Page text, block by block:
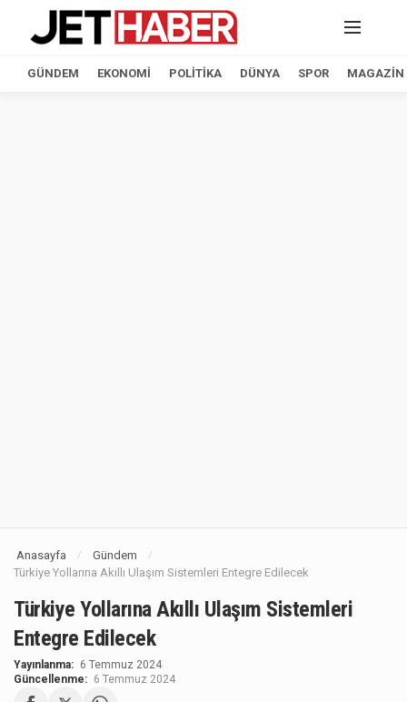
GÜNDEM EKONOMI POLITIKA DÜNYA SPOR MAGAZIN
Anasayfa / Gündem /
Türkiye Yollarına Akıllı Ulaşım Sistemleri Entegre Edilecek
Türkiye Yollarına Akıllı Ulaşım Sistemleri
Entegre Edilecek
Yayınlanma: 6 Temmuz 2024
Güncellenme: 6 Temmuz 2024